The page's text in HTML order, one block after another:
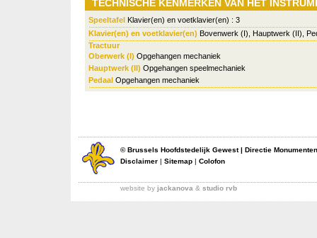
TECHNISCHE KENMERKEN VAN HET
Speeltafel Klavier(en) en voetklavier(en) : 3
Klavier(en) en voetklavier(en) Bovenwerk (I), Hauptwerk (II),
Tractuur
Oberwerk (I) Opgehangen mechaniek
Hauptwerk (II) Opgehangen speelmechaniek
Pedaal Opgehangen mechaniek
©Brussels Hoofdstedelijk Gewest| Directie
Disclaimer | Sitemap | Colofon
website by jackanova & studio rvb